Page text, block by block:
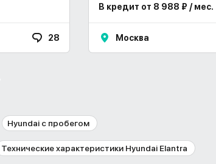
28
В кредит от 8 988 ₽ / мес.
Москва
Hyundai с пробегом
Технические характеристики Hyundai Elantra